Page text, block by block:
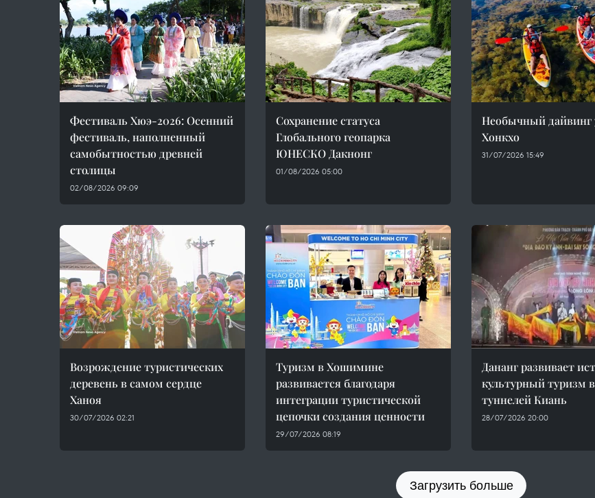
Фестиваль Хюэ-2026: Осенний
фестиваль, наполненный
самобытностью древней
столицы
02/08/2026 09:09
Сохранение статуса
Глобального геопарка
ЮНЕСКО Дакнонг
01/08/2026 05:00
Необычный дайвинг
Хонкхо
31/07/2026 15:49
Возрождение туристических
деревень в самом сердце
Ханоя
30/07/2026 02:21
Туризм в Хошимине
развивается благодаря
интеграции туристической
цепочки создания ценности
29/07/2026 08:19
Дананг развивает
культурный туризм
туннелей Киань
28/07/2026 20:00
Загрузить больше